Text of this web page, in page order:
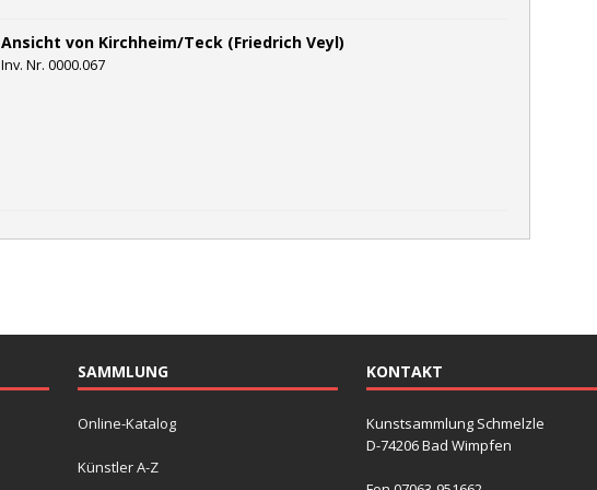
Ansicht von Kirchheim/Teck (Friedrich Veyl)
Inv. Nr. 0000.067
SAMMLUNG
Online-Katalog
Künstler A-Z
KONTAKT
Kunstsammlung Schmelzle
D-74206 Bad Wimpfen